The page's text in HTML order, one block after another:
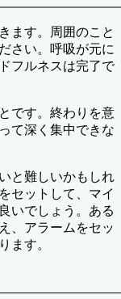
ます。周囲のこと
さい。呼吸が元に
フルネスは完了で
です。終わりを意
て深く集中できな
と難しいかもしれ
セットして、マイ
いでしょう。ある
、アラームをセッ
ます。